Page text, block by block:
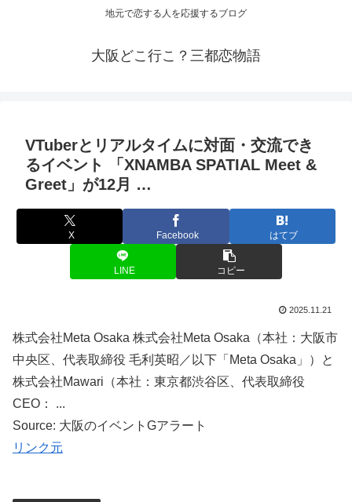
地元で恋する人を応援するブログ
大阪どこ行こ？三都恋物語
VTuberとリアルタイムに対面・交流でき
るイベント
「XNAMBA SPATIAL Meet &
Greet」が12月 …
X Facebook はてブ
LINE コピー
2025.11.21
株式会社Meta Osaka 株式会社Meta Osaka（本社：大阪市
中央区、代表取締役 毛利英昭／以下「Meta Osaka」）と
株式会社Mawari（本社：東京都渋谷区、代表取締役
CEO： ...
Source: 大阪のイベントGアラート
リンク元